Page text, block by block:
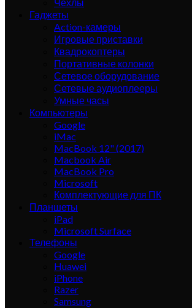
Чехлы
Гаджеты
Action-камеры
Игровые приставки
Квадрокоптеры
Портативные колонки
Сетевое оборудование
Сетевые аудиоплееры
Умные часы
Компьютеры
Google
iMac
MacBook 12" (2017)
Macbook Air
MacBook Pro
Microsoft
Комплектующие для ПК
Планшеты
iPad
Microsoft Surface
Телефоны
Google
Huawei
iPhone
Razer
Samsung